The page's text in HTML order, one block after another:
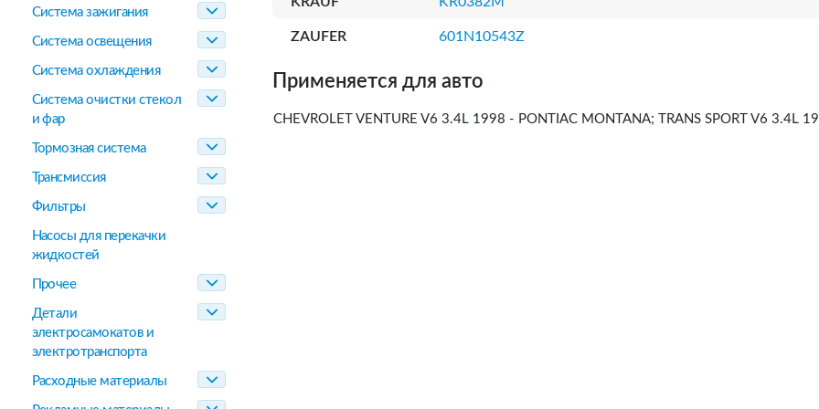
Система зажигания
Система освещения
Система охлаждения
Система очистки стекол
и фар
Тормозная система
Трансмиссия
Фильтры
Насосы для перекачки
жидкостей
Прочее
Детали
электросамокатов и
электротранспорта
Расходные материалы
ZAUFER 601N10543Z
Применяется для авто
CHEVROLET VENTURE V6 3.4L 1998 - PONTIAC MONTANA; TRANS SPORT V6 3.4L